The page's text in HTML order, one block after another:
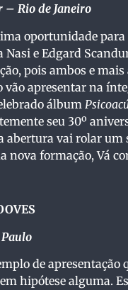
– Rio de Janeiro
oportunidade para
Nasi e Edgard
pois ambos e
vão apresentar na
álbum
seu 30º
abertura vai rolar um
nova formação, Vá
de apresentação
hipótese alguma.